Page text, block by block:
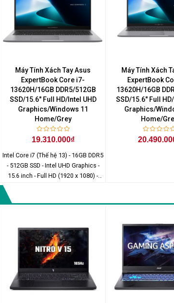
Liên hệ0283 9847 690
nhất
Liên hệ0283 9847 690
để nhận báo giá tốt
nhất
Máy Tính Xách Tay Asus
ExpertBook Core i7-
13620H/16GB DDR5/512GB
SSD/15.6" Full HD/Intel UHD
Graphics/Windows 11
Home/Grey
19.310.000₫
Intel Core i7 (Thế hệ 13) - 16GB DDR5
- 512GB SSD - Intel UHD Graphics -
15.6 inch - Full HD (1920 x 1080) -
Máy Tính Xách
ExpertBook
13620H/16GB
SSD/15.6" Full
Graphics/
Home/